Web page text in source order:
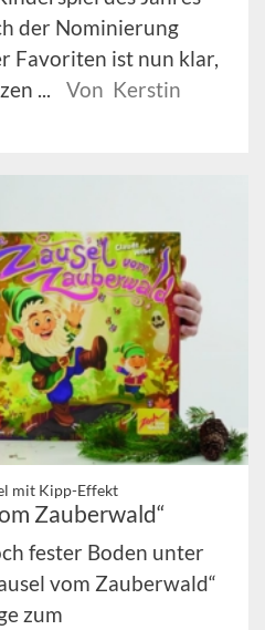
der Nominierung
Favoriten ist nun klar,
...
Von Kerstin
mit Kipp-Effekt
Zauberwald“
fester Boden unter
vom Zauberwald“
zum